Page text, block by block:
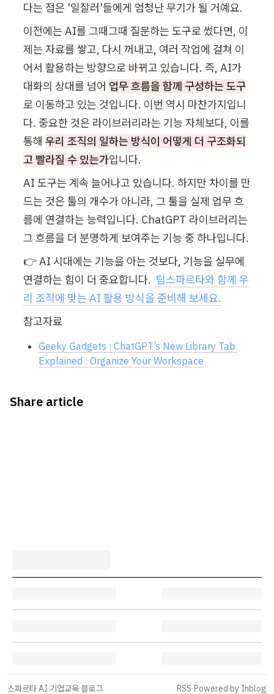
다는 점은 '일잘러'들에게 엄청난 무기가 될 거예요.
이전에는 AI를 그때그때 질문하는 도구로 썼다면, 이
제는 자료를 쌓고, 다시 꺼내고, 여러 작업에 걸쳐 이
어서 활용하는 방향으로 바뀌고 있습니다. 즉, AI가
대화의 상대를 넘어 업무 흐름을 함께 구성하는 도구
로 이동하고 있는 것입니다. 이번 역시 마찬가지입니
다. 중요한 것은 라이브러리라는 기능 자체보다, 이를
통해 우리 조직의 일하는 방식이 어떻게 더 구조화되
고 빨라질 수 있는가입니다.
AI 도구는 계속 늘어나고 있습니다. 하지만 차이를 만
드는 것은 툴의 개수가 아니라, 그 툴을 실제 업무 흐
름에 연결하는 능력입니다. ChatGPT 라이브러리는
그 흐름을 더 분명하게 보여주는 기능 중 하나입니다.
👉 AI 시대에는 기능을 아는 것보다, 기능을 실무에
연결하는 힘이 더 중요합니다. 팀스파르타와 함께 우
리 조직에 맞는 AI 활용 방식을 준비해 보세요.
참고자료
Geeky Gadgets : ChatGPT’s New Library Tab
Explained : Organize Your Workspace
Share article
스파르타 AI 기업교육 블로그 RSS·Powered by Inblog